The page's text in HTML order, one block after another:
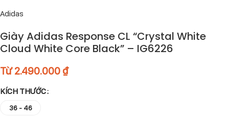
Adidas
Giày Adidas Response CL “Crystal White
Cloud White Core Black” – IG6226
Từ2.490.000 ₫
KÍCH THƯỚC
36 - 46